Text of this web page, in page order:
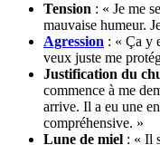
Tension : « Je me
mauvaise humeur.
Agression : « Ça y
veux juste me
Justification du
commence à me
arrive. Il a eu une
compréhensive. »
Lune de miel : « Il